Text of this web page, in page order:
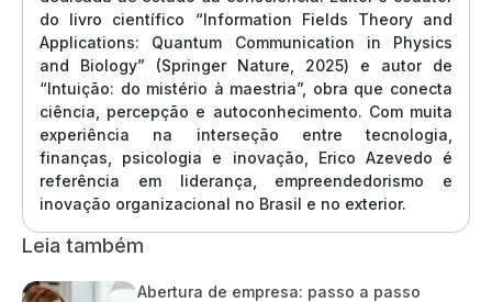
do livro científico “Information Fields Theory and
Applications: Quantum Communication in Physics
and Biology” (Springer Nature, 2025) e autor de
“Intuição: do mistério à maestria”, obra que conecta
ciência, percepção e autoconhecimento. Com muita
experiência na interseção entre tecnologia,
finanças, psicologia e inovação, Erico Azevedo é
referência em liderança, empreendedorismo e
inovação organizacional no Brasil e no exterior.
Leia também
Abertura de empresa: passo a passo